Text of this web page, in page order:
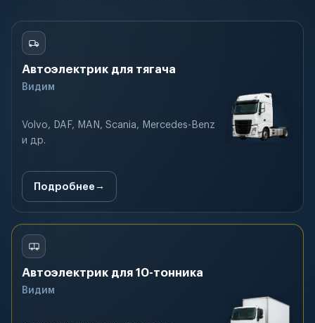
Автоэлектрик для тягача
Видим
Volvo, DAF, MAN, Scania, Mercedes-Benz
и др.
Подробнее
Автоэлектрик для 10-тонника
Видим